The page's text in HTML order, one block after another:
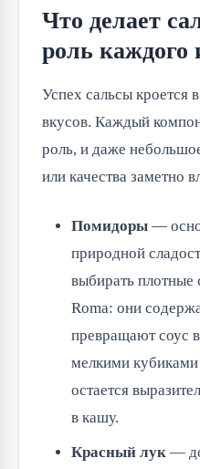
Что делает
роль каждого
Успех сальсы кроется
вкусов. Каждый
роль, и даже
или качества заметно
Помидоры —
природной
выбирать плотные
Roma: они
превращают соус
мелкими
остается
в кашу.
Красный лук —